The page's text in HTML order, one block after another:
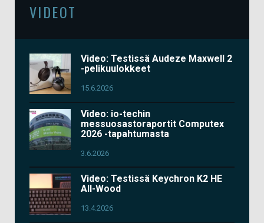
VIDEOT
Video: Testissä Audeze Maxwell 2
-pelikuulokkeet
15.6.2026
Video: io-techin
messuosastoraportit Computex
2026 -tapahtumasta
3.6.2026
Video: Testissä Keychron K2 HE
All-Wood
13.4.2026